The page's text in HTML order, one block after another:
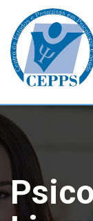
content